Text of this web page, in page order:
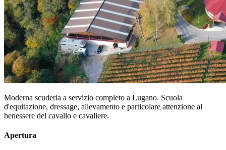
Moderna scuderia a servizio completo a Lugano. Scuola
d'equitazione, dressage, allevamento e particolare attenzione al
benessere del cavallo e cavaliere.
Apertura